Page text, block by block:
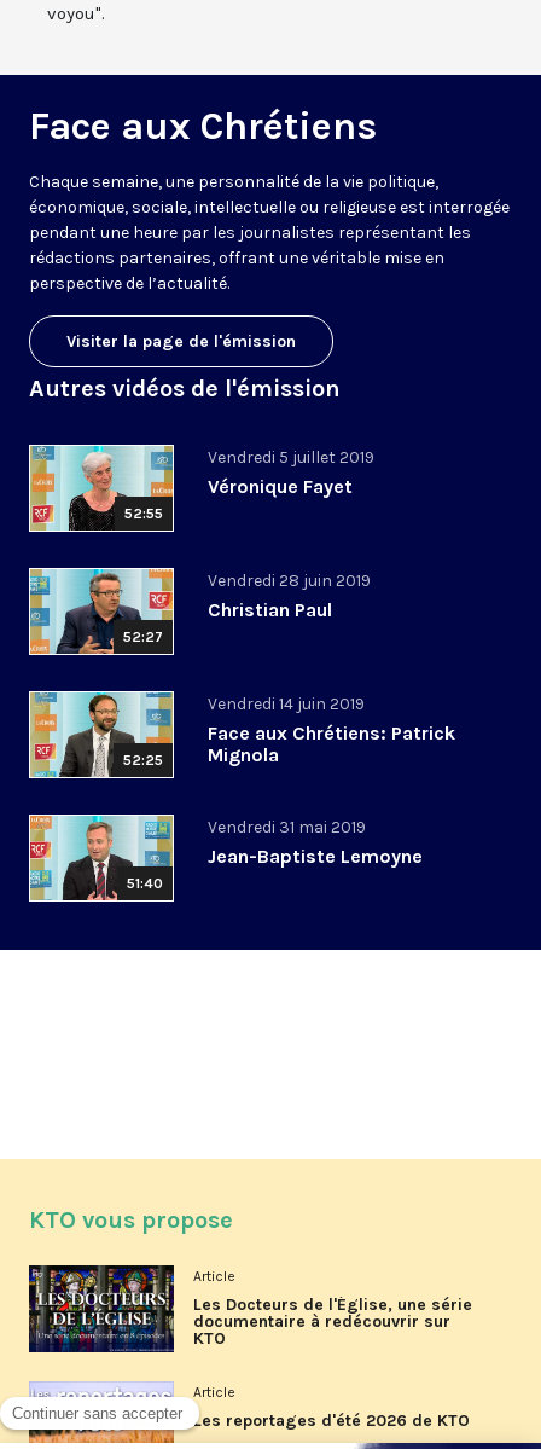
voyou".
Face aux Chrétiens
Chaque semaine, une personnalité de la vie politique,
économique, sociale, intellectuelle ou religieuse est interrogée
pendant une heure par les journalistes représentant les
rédactions partenaires, offrant une véritable mise en
perspective de l’actualité.
Visiter la page de l'émission
Autres vidéos de l'émission
52:55
Vendredi 5 juillet 2019
Véronique Fayet
52:27
Vendredi 28 juin 2019
Christian Paul
52:25
Vendredi 14 juin 2019
Face aux Chrétiens: Patrick
Mignola
51:40
Vendredi 31 mai 2019
Jean-Baptiste Lemoyne
KTO vous propose
Article
Les Docteurs de l'Église, une série
documentaire à redécouvrir sur
KTO
Article
Les reportages d'été 2026 de KTO